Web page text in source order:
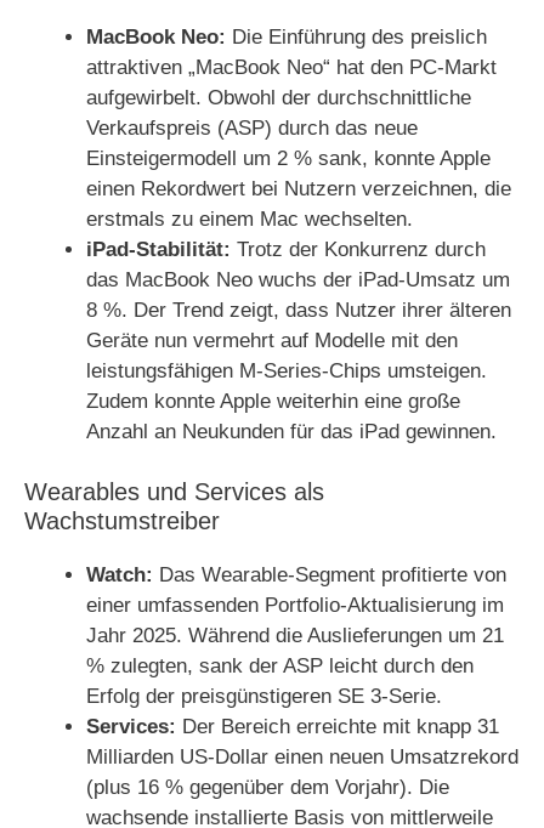
MacBook Neo: Die Einführung des preislich
attraktiven „MacBook Neo“ hat den PC-Markt
aufgewirbelt. Obwohl der durchschnittliche
Verkaufspreis (ASP) durch das neue
Einsteigermodell um 2 % sank, konnte Apple
einen Rekordwert bei Nutzern verzeichnen, die
erstmals zu einem Mac wechselten.
iPad-Stabilität: Trotz der Konkurrenz durch
das MacBook Neo wuchs der iPad-Umsatz um
8 %. Der Trend zeigt, dass Nutzer ihrer älteren
Geräte nun vermehrt auf Modelle mit den
leistungsfähigen M-Series-Chips umsteigen.
Zudem konnte Apple weiterhin eine große
Anzahl an Neukunden für das iPad gewinnen.
Wearables und Services als
Wachstumstreiber
Watch: Das Wearable-Segment profitierte von
einer umfassenden Portfolio-Aktualisierung im
Jahr 2025. Während die Auslieferungen um 21
% zulegten, sank der ASP leicht durch den
Erfolg der preisgünstigeren SE 3-Serie.
Services: Der Bereich erreichte mit knapp 31
Milliarden US-Dollar einen neuen Umsatzrekord
(plus 16 % gegenüber dem Vorjahr). Die
wachsende installierte Basis von mittlerweile